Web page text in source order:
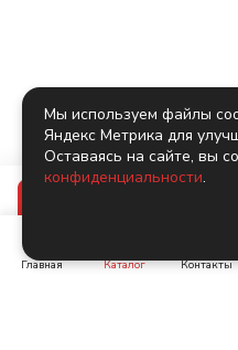
Главная Каталог Контакты
Мы используем файлы
Яндекс Метрика для
Оставаясь на сайте, вы
конфиденциальности.